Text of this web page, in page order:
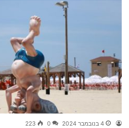
4 בנובמבר 2024 0
223